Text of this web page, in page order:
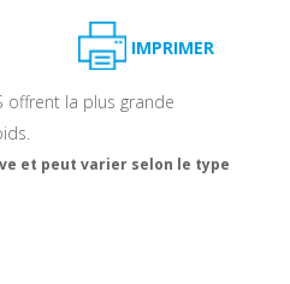
IMPRIMER
offrent la plus grande
et peut varier selon le type